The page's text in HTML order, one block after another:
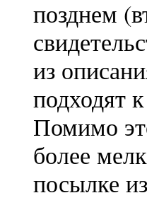
позднем
из
подходят
Помимо
более
посылке